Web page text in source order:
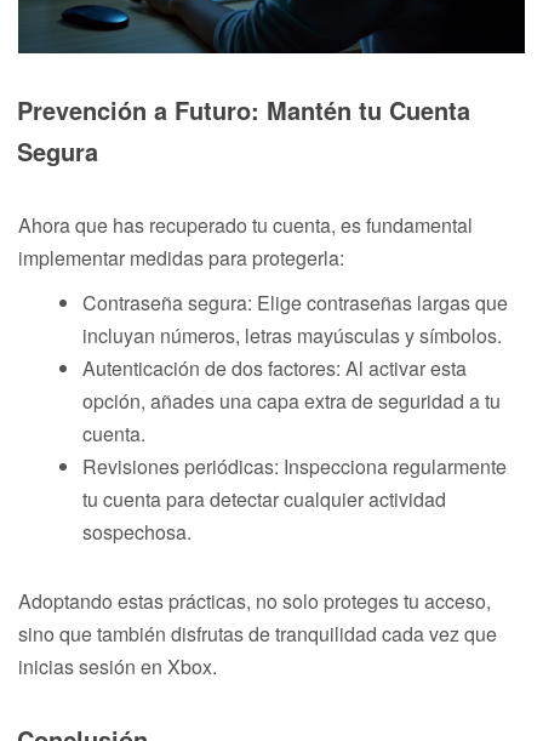
Prevención a Futuro: Mantén tu Cuenta
Segura
Ahora que has recuperado tu cuenta, es fundamental
implementar medidas para protegerla:
Contraseña segura: Elige contraseñas largas que
incluyan números, letras mayúsculas y símbolos.
Autenticación de dos factores: Al activar esta
opción, añades una capa extra de seguridad a tu
cuenta.
Revisiones periódicas: Inspecciona regularmente
tu cuenta para detectar cualquier actividad
sospechosa.
Adoptando estas prácticas, no solo proteges tu acceso,
sino que también disfrutas de tranquilidad cada vez que
inicias sesión en Xbox.